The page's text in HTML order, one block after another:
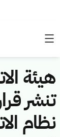
هيئة
تنشر
نظام